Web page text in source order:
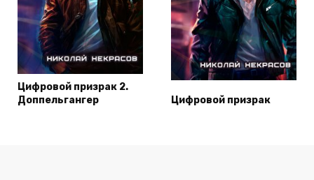
Цифровой призрак 2.
Доппельгангер
Цифровой призрак